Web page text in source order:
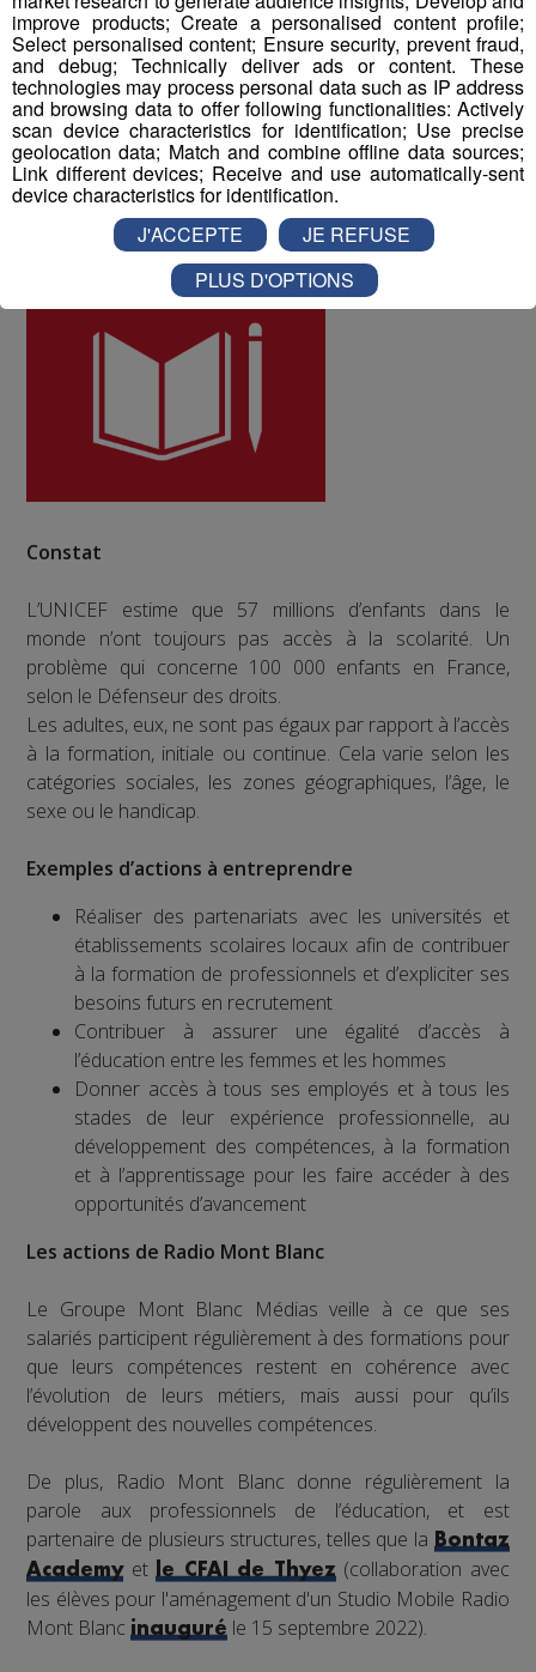
les collaborateurs ont donné une note globale de 8 sur
10 à la qualité de vie au travail au sein du Groupe Mont
Blanc Médias.
ODD numéro 4 : Education de qualité
Constat
L’UNICEF estime que 57 millions d’enfants dans le
monde n’ont toujours pas accès à la scolarité. Un
problème qui concerne 100 000 enfants en France,
selon le Défenseur des droits.
Les adultes, eux, ne sont pas égaux par rapport à l’accès
à la formation, initiale ou continue. Cela varie selon les
catégories sociales, les zones géographiques, l’âge, le
sexe ou le handicap.
Exemples d’actions à entreprendre
Réaliser des partenariats avec les universités et
établissements scolaires locaux afin de contribuer
à la formation de professionnels et d’expliciter ses
besoins futurs en recrutement
Contribuer à assurer une égalité d’accès à
l’éducation entre les femmes et les hommes
Donner accès à tous ses employés et à tous les
stades de leur expérience professionnelle, au
développement des compétences, à la formation
et à l’apprentissage pour les faire accéder à des
opportunités d’avancement
Les actions de Radio Mont Blanc
Le Groupe Mont Blanc Médias veille à ce que ses
salariés participent régulièrement à des formations pour
que leurs compétences restent en cohérence avec
l’évolution de leurs métiers, mais aussi pour qu’ils
développent des nouvelles compétences.
De plus, Radio Mont Blanc donne régulièrement la
parole aux professionnels de l’éducation, et est
partenaire de plusieurs structures, telles que la Bontaz
Academyetle CFAI de Thyez(collaboration avec
les élèves pour l'aménagement d'un Studio Mobile Radio
Mont Blancinauguré le 15 septembre 2022).
improve products; Create a personalised content profile;
Select personalised content; Ensure security, prevent fraud,
and debug; Technically deliver ads or content. These
technologies may process personal data such as IP address
and browsing data to offer following functionalities: Actively
scan device characteristics for identification; Use precise
geolocation data; Match and combine offline data sources;
Link different devices; Receive and use automatically-sent
device characteristics for identification.
J'ACCEPTE
JE REFUSE
PLUS D'OPTIONS